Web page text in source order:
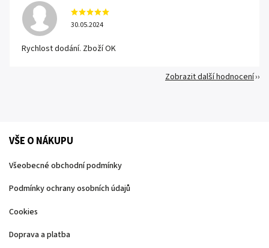
30.05.2024
Rychlost dodání. Zboží OK
Zobrazit další hodnocení
VŠE O NÁKUPU
Všeobecné obchodní podmínky
Podmínky ochrany osobních údajů
Cookies
Doprava a platba